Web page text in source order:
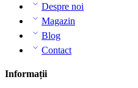
Despre noi
Magazin
Blog
Contact
Informații